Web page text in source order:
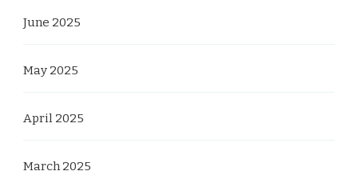
June 2025
May 2025
April 2025
March 2025